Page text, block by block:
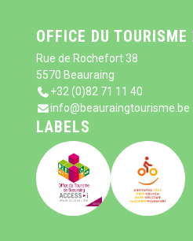
OFFICE DU TOURISME
Rue de Rochefort 38
5570 Beauraing
+32 (0)82 71 11 40
info@beauraingtourisme.be
LABELS